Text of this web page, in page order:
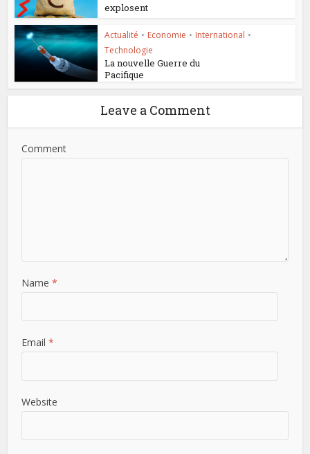
explosent
Actualité • Economie • International •
Technologie
La nouvelle Guerre du
Pacifique
Leave a Comment
Comment
Name *
Email *
Website